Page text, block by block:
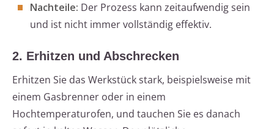
Nachteile: Der Prozess kann zeitaufwendig sein
und ist nicht immer vollständig effektiv.
2. Erhitzen und Abschrecken
Erhitzen Sie das Werkstück stark, beispielsweise mit
einem Gasbrenner oder in einem
Hochtemperaturofen, und tauchen Sie es danach